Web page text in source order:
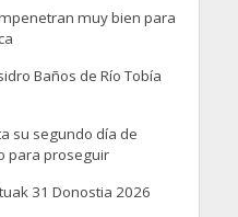
muy bien para
Baños de Río Tobía
su segundo día de
para proseguir
31 Donostia 2026